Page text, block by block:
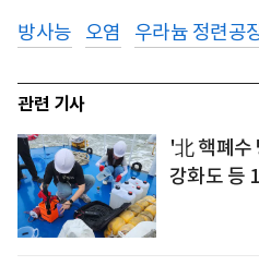
방사능 오염 우라늄 정련공
관련 기사
'北 핵폐
강화도 등